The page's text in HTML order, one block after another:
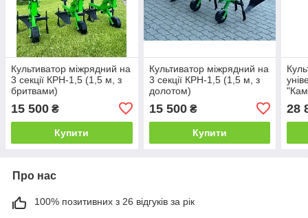
Культиватор міжрядний на
3 секції КРН-1,5 (1,5 м, з
бритвами)
15 500 ₴
Купити
Культиватор міжрядний на
3 секції КРН-1,5 (1,5 м, з
долотом)
15 500₴
Купити
28
Про нас
100% позитивних з 26 відгуків за рік